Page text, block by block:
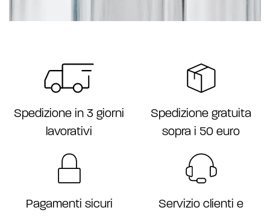
Spedizione in 3 giorni
lavorativi
Spedizione gratuita
sopra i 50 euro
Pagamenti sicuri
Servizio clienti e